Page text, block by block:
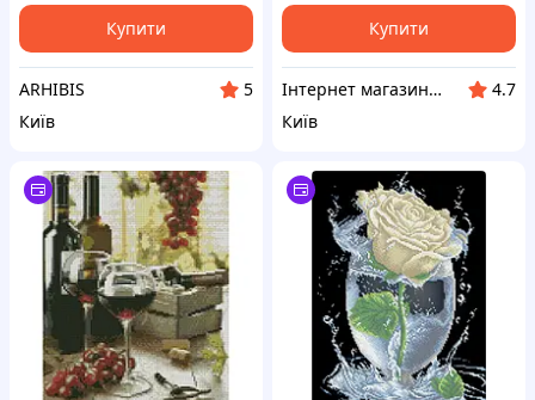
Купити
ARHIBIS
5
Київ
Купити
Інтернет магазин "Grifons"
4.7
Київ